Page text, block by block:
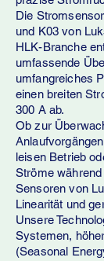
Die
und K03 von
HLK-Branche
umfassende
umfangreiches
einen breiten
300 A ab.
Ob zur
leisen Betrieb
Ströme
Sensoren von
Linearität und
Unsere
Systemen,
(Seasonal